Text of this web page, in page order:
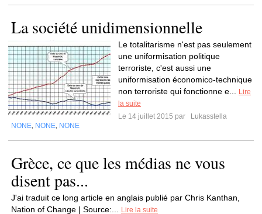
La société unidimensionnelle
Le totalitarisme n'est pas seulement
une uniformisation politique
terroriste, c'est aussi une
uniformisation économico-technique
non terroriste qui fonctionne e...
Lire
la suite
Le 14 juillet 2015 par
Lukasstella
NONE NONE NONE
Grèce, ce que les médias ne vous
disent pas...
J'ai traduit ce long article en anglais publié par Chris Kanthan,
Nation of Change | Source:...
Lire la suite